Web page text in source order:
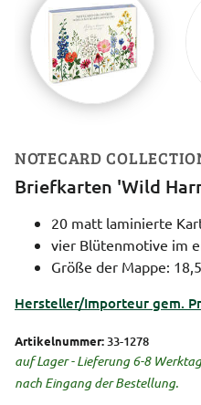
NOTECARD
Briefkarten 'Wild
20 matt laminierte
vier Blütenmotive im
Größe der Mappe:
Hersteller/Importeur gem.
Artikelnummer: 33-1278
auf Lager - Lieferung 6-8
nach Eingang der Bestellung.